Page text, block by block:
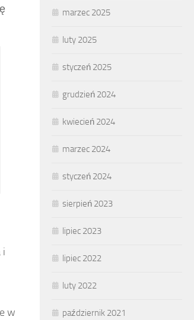
i
w
marzec 2025
luty 2025
styczeń 2025
grudzień 2024
kwiecień 2024
marzec 2024
styczeń 2024
sierpień 2023
lipiec 2023
lipiec 2022
luty 2022
październik 2021